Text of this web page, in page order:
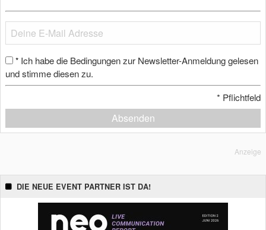
* Ich habe die Bedingungen zur Newsletter-Anmeldung gelesen
und stimme diesen zu.
* Pflichtfeld
Absenden
Anzeige
DIE NEUE EVENT PARTNER IST DA!